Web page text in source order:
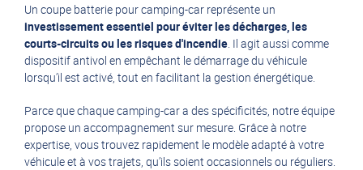
Un coupe batterie pour camping-car représente un
investissement essentiel pour éviter les décharges, les
courts-circuits ou les risques d'incendie. Il agit aussi comme
dispositif antivol en empêchant le démarrage du véhicule
lorsqu’il est activé, tout en facilitant la gestion énergétique.
Parce que chaque camping-car a des spécificités, notre équipe
propose un accompagnement sur mesure. Grâce à notre
expertise, vous trouvez rapidement le modèle adapté à votre
véhicule et à vos trajets, qu’ils soient occasionnels ou réguliers.